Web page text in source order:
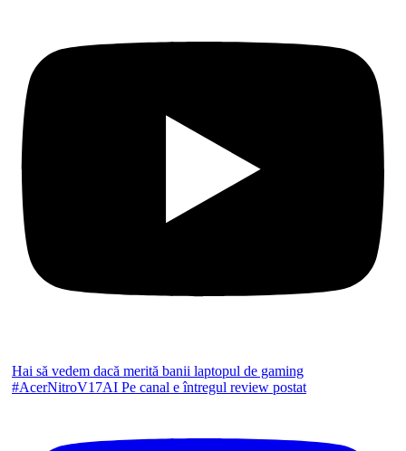
Hai să vedem dacă merită banii laptopul de gaming
#AcerNitroV17AI Pe canal e întregul review postat